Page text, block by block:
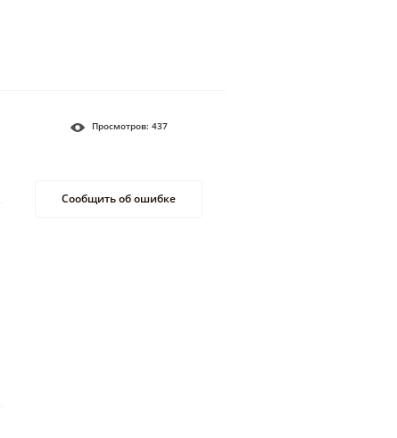
Просмотров: 437
Сообщить об ошибке